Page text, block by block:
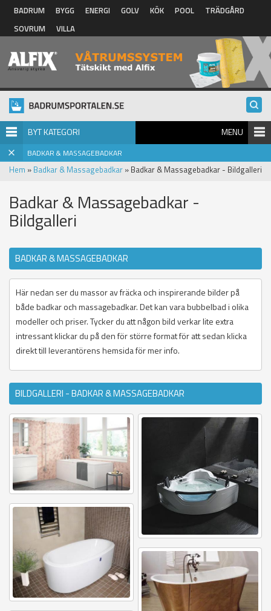
Hoppa till huvudinnehåll
BADRUM BYGG ENERGI GOLV KÖK POOL
TRÄDGÅRD
SOVRUM
VILLA
BYT KATEGORI MENU
BADKAR & MASSAGEBADKAR
Hem » Badkar & Massagebadkar » Badkar & Massagebadkar - Bildgalleri
Badkar & Massagebadkar -
Bildgalleri
BADKAR & MASSAGEBADKAR
Här nedan ser du massor av fräcka och inspirerande bilder på
både badkar och massagebadkar. Det kan vara bubbelbad i olika
modeller och priser. Tycker du att någon bild verkar lite extra
intressant klickar du på den för större format för att sedan klicka
direkt till leverantörens hemsida för mer info.
BILDGALLERI - BADKAR & MASSAGEBADKAR